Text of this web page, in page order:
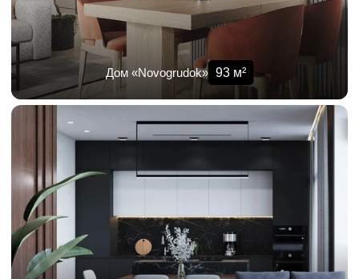
Дом «Novogrudok» 93 м²